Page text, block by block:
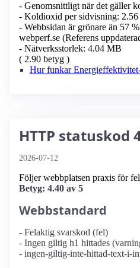
- Genomsnittligt när det gäller
- Koldioxid per sidvisning: 2.56
- Webbsidan är grönare än 57
webperf.se (Referens
- Nätverksstorlek: 4.04 MB
( 2.90 betyg )
Hur funkar
HTTP statuskod
2026-07-12
Följer webbplatsen praxis för
Betyg: 4.40 av 5
Webbstandard
- Felaktig svarskod (fel)
- Ingen giltig h1 hittades
- ingen-giltig-inte-hittad-text-i-